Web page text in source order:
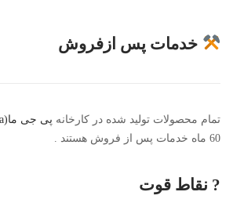
خدمات پس ازفروش
تمام محصولات تولید شده در کارخانه پی جی ما(pgma)
60 ماه خدمات پس از فروش هستند .
? نقاط قوت